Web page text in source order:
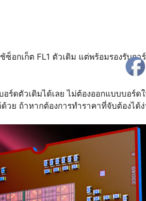
ซ็อกเก็ต FL1 ตัวเดิม แต่พร้อมรองรับกา
ร์ดตัวเดิมได้เลย ไม่ต้องออกแบบบอร์ด
วย ถ้าหากต้องการทำราคาที่จับต้องได้ง่